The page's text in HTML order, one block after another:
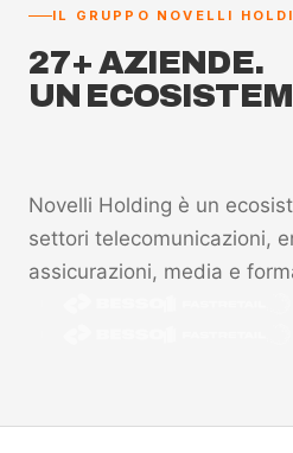
IL GRUPPO NOVELLI
27+ AZIENDE.
UN
Novelli Holding è un
settori telecomunicazioni,
assicurazioni, media e